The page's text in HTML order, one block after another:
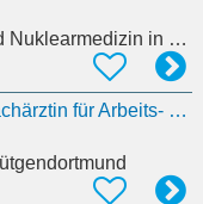
Nuklearmedizin in Castrop-Rauxel
D-Arzt in Dortmund – Fachärztin für Arbeits- und Unfallmedizin